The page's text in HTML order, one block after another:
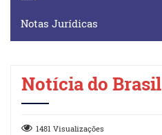
Notas Jurídicas
Notícia do Brasil
1481 Visualizações